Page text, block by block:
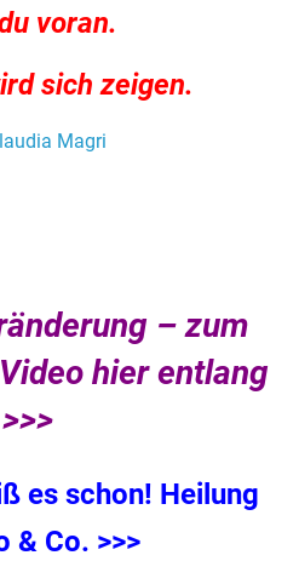
voran.
sich zeigen.
Magri
– zum
hier entlang
>>>
es schon! Heilung
& Co. >>>